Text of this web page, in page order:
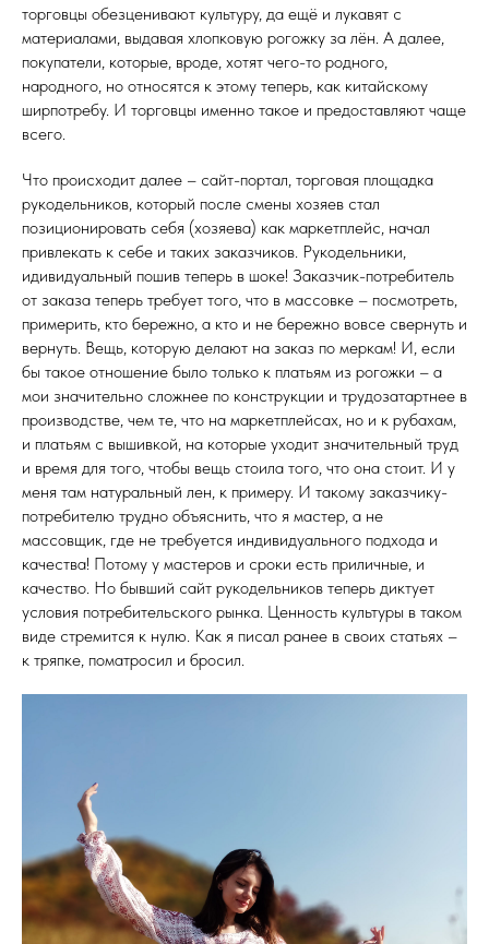
торговцы обезценивают культуру, да ещё и лукавят с
материалами, выдавая хлопковую рогожку за лён. А далее,
покупатели, которые, вроде, хотят чего-то родного,
народного, но относятся к этому теперь, как китайскому
ширпотребу. И торговцы именно такое и предоставляют чаще
всего.
Что происходит далее – сайт-портал, торговая площадка
рукодельников, который после смены хозяев стал
позиционировать себя (хозяева) как маркетплейс, начал
привлекать к себе и таких заказчиков. Рукодельники,
идивидуальный пошив теперь в шоке! Заказчик-потребитель
от заказа теперь требует того, что в массовке – посмотреть,
примерить, кто бережно, а кто и не бережно вовсе свернуть и
вернуть. Вещь, которую делают на заказ по меркам! И, если
бы такое отношение было только к платьям из рогожки – а
мои значительно сложнее по конструкции и трудозатартнее в
производстве, чем те, что на маркетплейсах, но и к рубахам,
и платьям с вышивкой, на которые уходит значительный труд
и время для того, чтобы вещь стоила того, что она стоит. И у
меня там натуральный лен, к примеру. И такому заказчику-
потребителю трудно объяснить, что я мастер, а не
массовщик, где не требуется индивидуального подхода и
качества! Потому у мастеров и сроки есть приличные, и
качество. Но бывший сайт рукодельников теперь диктует
условия потребительского рынка. Ценность культуры в таком
виде стремится к нулю. Как я писал ранее в своих статьях –
к тряпке, поматросил и бросил.